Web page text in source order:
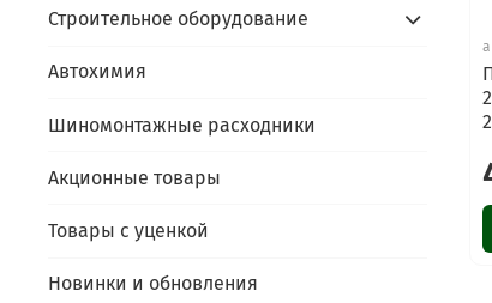
Строительное оборудование
Автохимия
Шиномонтажные расходники
Акционные товары
Товары с уценкой
Новинки и обновления